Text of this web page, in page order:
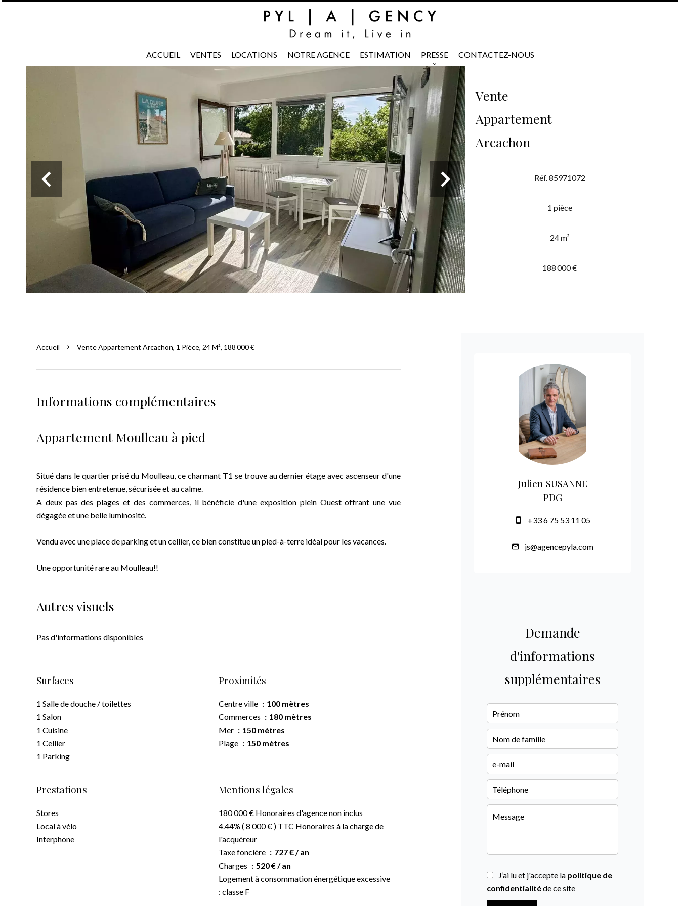
ACCUEIL VENTES LOCATIONS NOTRE AGENCE ESTIMATION PRESSE CONTACTEZ-NOUS
Vente
Appartement
Arcachon
Réf. 85971072
1 pièce
24 m²
188 000 €
Accueil Vente Appartement Arcachon, 1 Pièce, 24 M², 188 000 €
Informations complémentaires
Appartement Moulleau à pied
Situé dans le quartier prisé du Moulleau, ce charmant T1 se trouve au dernier étage avec ascenseur d'une
résidence bien entretenue, sécurisée et au calme.
A deux pas des plages et des commerces, il bénéficie d'une exposition plein Ouest offrant une vue
dégagée et une belle luminosité.
Vendu avec une place de parking et un cellier, ce bien constitue un pied-à-terre idéal pour les vacances.
Une opportunité rare au Moulleau!!
Autres visuels
Pas d'informations disponibles
Surfaces
1 Salle de douche / toilettes
1 Salon
1 Cuisine
1 Cellier
1 Parking
Proximités
Centre ville
100 mètres
Commerces
180 mètres
Mer
150 mètres
Plage
150 mètres
Prestations
Stores
Local à vélo
Interphone
Mentions légales
180 000 € Honoraires d'agence non inclus
4.44% ( 8 000 € ) TTC Honoraires à la charge de
l'acquéreur
Taxe foncière
727 € / an
Charges
520 € / an
Logement à consommation énergétique excessive
: classe F
Julien SUSANNE
PDG
+33 6 75 53 11 05
js@agencepyla.com
Demande
d'informations
supplémentaires
J’ai lu et j'accepte la politique de
confidentialitéde ce site